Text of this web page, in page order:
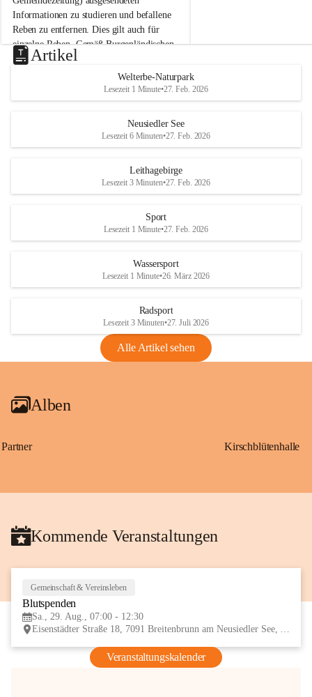
m
N
e
u
s
d
S
Informationen zu studieren und befallene
Reben zu entfernen. Dies gilt auch für
einzelne Reben. Gemäß Burgenländischen
Weinbaugesetz sind nicht gepflegte oder
unzulässige Weingärten zu roden! Bitte
helfen wir zusammen um unsere Winzer
vor den prognostizierten Ernteausfällen
und den daraus folgenden wirtschaftlichen
Maßnahmen zur Bekämpfung
Rebe und der Amerikanischen
Anhang VBl. EU Nr. 18
1 Seite•1,4 MB
VBl. EU Nr. 18_2026
u
e
d
r
S
Artikel
Welterbe-Naturpark
Lesezeit 1 Minute•27. Feb. 2026
Neusiedler See
Lesezeit 6 Minuten•27. Feb. 2026
Leithagebirge
Lesezeit 3 Minuten•27. Feb. 2026
Sport
Lesezeit 1 Minute•27. Feb. 2026
Wassersport
Lesezeit 1 Minute•26. März 2026
Radsport
Lesezeit 3 Minuten•27. Juli 2026
Alle Artikel sehen
Alben
Partner Kirschblütenhalle
Kommende Veranstaltungen
Gemeinschaft & Vereinsleben
Blutspenden
Sa., 29. Aug., 07:00 - 12:30
Eisenstädter Straße 18, 7091 Breitenbrunn am Neusiedler See, AUT
Veranstaltungskalender